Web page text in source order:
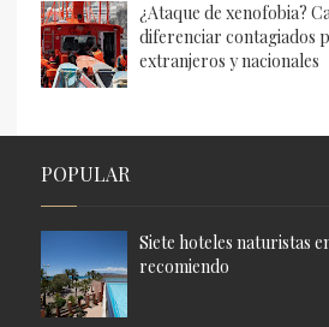
¿Ataque de xenofobia?
diferenciar contagiados
extranjeros y nacionales
POPULAR
Siete hoteles naturistas
recomiendo